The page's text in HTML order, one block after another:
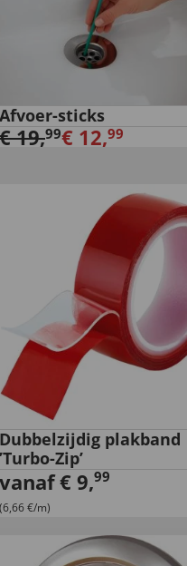
Afvoer-sticks
€19,99€ 12,99
Dubbelzijdig plakband
’Turbo-Zip’
vanaf€ 9,99
(6,66 €/m)